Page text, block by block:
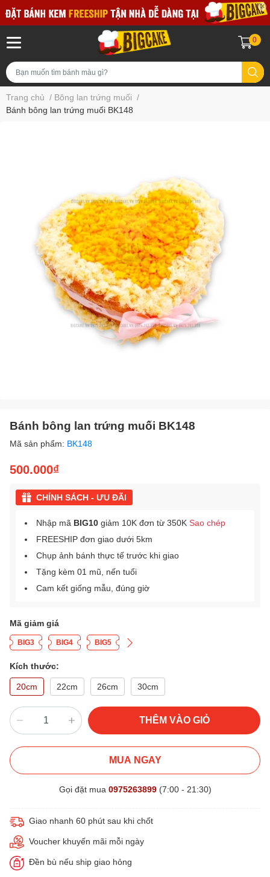
0
Trang chủ / Bông lan trứng muối /
Bánh bông lan trứng muối BK148
Bánh bông lan trứng muối BK148
Mã sản phẩm: BK148
500.000₫
CHÍNH SÁCH - ƯU ĐÃI
Nhập mã BIG10 giảm 10K đơn từ 350K Sao chép
FREESHIP đơn giao dưới 5km
Chụp ảnh bánh thực tế trước khi giao
Tặng kèm 01 mũ, nến tuổi
Cam kết giống mẫu, đúng giờ
Mã giảm giá
BIG3 BIG4 BIG5
Kích thước:
20cm 22cm 26cm 30cm
THÊM VÀO GIỎ
MUA NGAY
Gọi đặt mua 0975263899(7:00 - 21:30)
Giao nhanh 60 phút sau khi chốt
Voucher khuyến mãi mỗi ngày
Đền bù nếu ship giao hỏng